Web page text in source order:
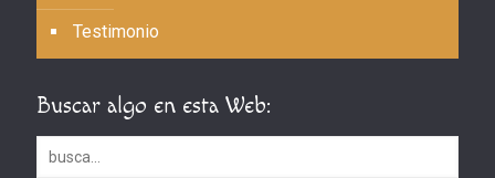
Testimonio
Buscar algo en esta Web: